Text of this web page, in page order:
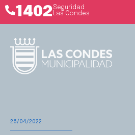
1402 Seguridad
Las Condes
26/04/2022